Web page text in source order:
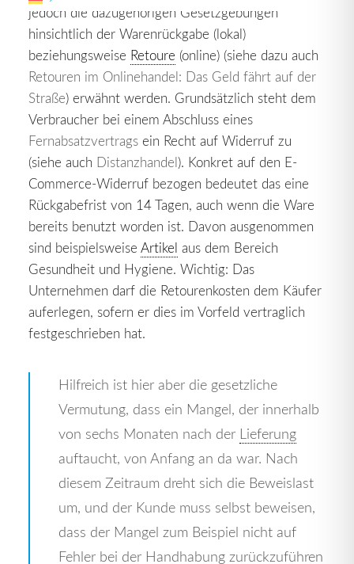
jedoch die dazugehörigen Gesetzgebungen
hinsichtlich der Warenrückgabe (lokal)
beziehungsweise Retoure (online) (siehe dazu auch
Retouren im Onlinehandel: Das Geld fährt auf der
Straße) erwähnt werden. Grundsätzlich steht dem
Verbraucher bei einem Abschluss eines
Fernabsatzvertrags ein Recht auf Widerruf zu
(siehe auch Distanzhandel). Konkret auf den E-
Commerce-Widerruf bezogen bedeutet das eine
Rückgabefrist von 14 Tagen, auch wenn die Ware
bereits benutzt worden ist. Davon ausgenommen
sind beispielsweise Artikel aus dem Bereich
Gesundheit und Hygiene. Wichtig: Das
Unternehmen darf die Retourenkosten dem Käufer
auferlegen, sofern er dies im Vorfeld vertraglich
festgeschrieben hat.
Hilfreich ist hier aber die gesetzliche
Vermutung, dass ein Mangel, der innerhalb
von sechs Monaten nach der Lieferung
auftaucht, von Anfang an da war. Nach
diesem Zeitraum dreht sich die Beweislast
um, und der Kunde muss selbst beweisen,
dass der Mangel zum Beispiel nicht auf
Fehler bei der Handhabung zurückzuführen